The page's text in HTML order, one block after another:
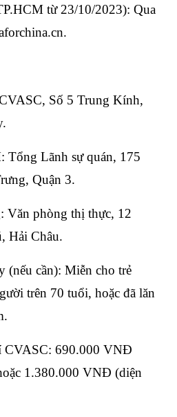
từ 23/10/2023): Qua
Số 5 Trung Kính,
Tổng Lãnh sự quán, 175
Quận 3.
Văn phòng thị thực, 12
Hải Châu.
(nếu cần): Miễn cho trẻ
trên 70 tuổi, hoặc đã lăn
CVASC: 690.000 VNĐ
1.380.000 VNĐ (diện